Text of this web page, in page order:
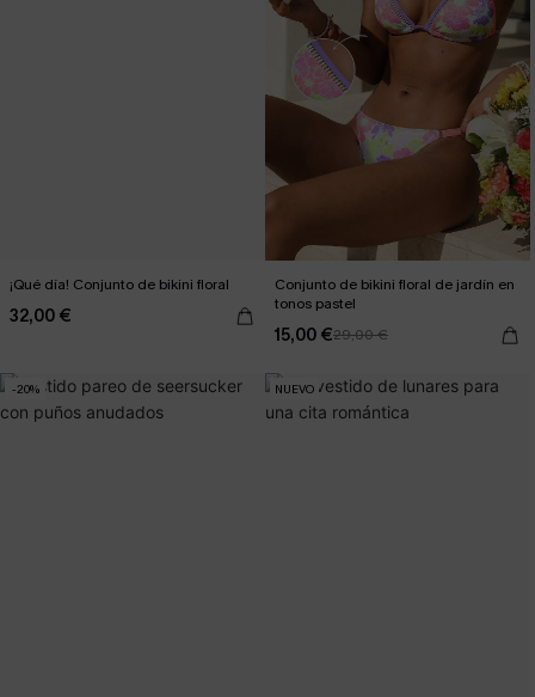
¡Qué día! Conjunto de bikini floral
32,00 €
Conjunto de bikini floral de jardín en
tonos pastel
15,00 €29,00 €
-20% NUEVO